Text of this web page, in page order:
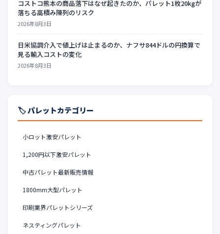
コストコ熊本の商品落下はなぜ起きたのか、パレット1枚20kgが
落ちる高積み陳列のリスク
2026年8月3日
日米協調介入で値上げは止まるのか、ナフサ844ドルの円換算で
見る輸入コストの変化
2026年8月3日
🏷️ パレットカテゴリー
小ロット激安パレット
1,200円以下激安パレット
中古パレット最新販売情報
1800mm大型パレット
印刷業界パレットシリーズ
ネスティングパレット